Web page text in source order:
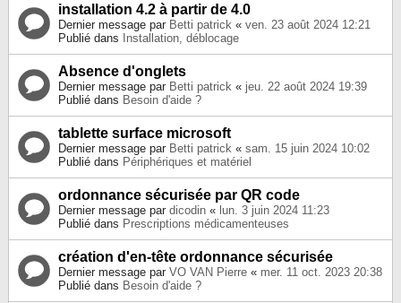
installation 4.2 à partir de 4.0
Dernier message par Betti patrick « ven. 23 août 2024 12:21
Publié dans Installation, déblocage
Absence d'onglets
Dernier message par Betti patrick « jeu. 22 août 2024 19:39
Publié dans Besoin d'aide ?
tablette surface microsoft
Dernier message par Betti patrick « sam. 15 juin 2024 10:02
Publié dans Périphériques et matériel
ordonnance sécurisée par QR code
Dernier message par dicodin « lun. 3 juin 2024 11:23
Publié dans Prescriptions médicamenteuses
création d'en-tête ordonnance sécurisée
Dernier message par VO VAN Pierre « mer. 11 oct. 2023 20:38
Publié dans Besoin d'aide ?